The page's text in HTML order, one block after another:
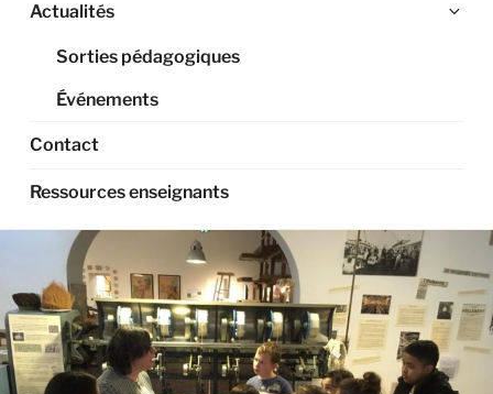
Actualités
Sorties pédagogiques
Événements
Contact
Ressources enseignants